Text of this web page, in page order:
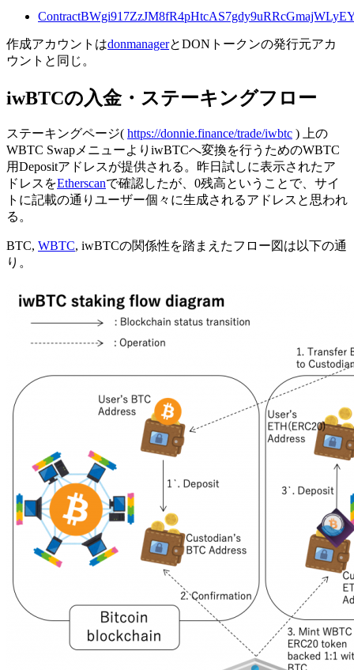
作成アカウントはdonmanagerとDONトークンの発行元アカ
ウントと同じ。
iwBTCの入金・ステーキングフロー
ステーキングページ( https://donnie.finance/trade/iwbtc ) 上の
WBTC SwapメニューよりiwBTCへ変換を行うためのWBTC
用Depositアドレスが提供される。昨日試しに表示されたア
ドレスをEtherscanで確認したが、0残高ということで、サイ
トに記載の通りユーザー個々に生成されるアドレスと思われ
る。
BTC, WBTC, iwBTCの関係性を踏まえたフロー図は以下の通
り。